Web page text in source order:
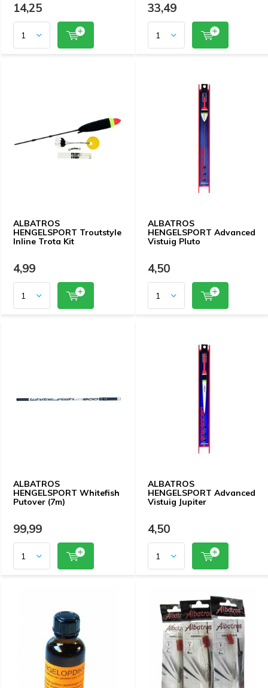
14,25 33,49
ALBATROS
HENGELSPORT Troutstyle
Inline Trota Kit
4,99
ALBATROS
HENGELSPORT Advanced
Vistuig Pluto
4,50
ALBATROS
HENGELSPORT Whitefish
Putover (7m)
99,99
ALBATROS
HENGELSPORT Advanced
Vistuig Jupiter
4,50